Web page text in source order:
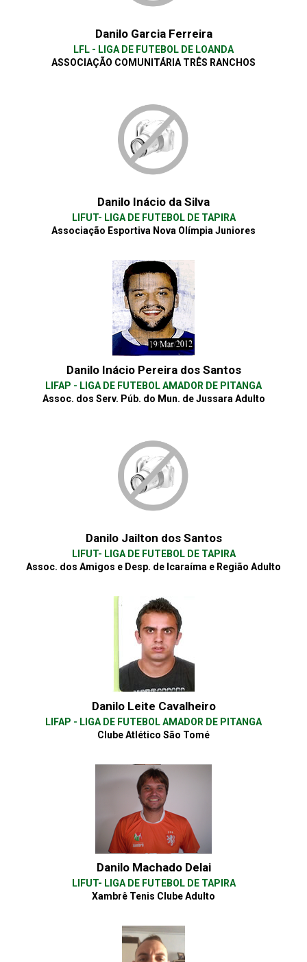
Danilo Garcia Ferreira
LFL - LIGA DE FUTEBOL DE LOANDA
ASSOCIAÇÃO COMUNITÁRIA TRÊS RANCHOS
Danilo Inácio da Silva
LIFUT- LIGA DE FUTEBOL DE TAPIRA
Associação Esportiva Nova Olímpia Juniores
Danilo Inácio Pereira dos Santos
LIFAP - LIGA DE FUTEBOL AMADOR DE PITANGA
Assoc. dos Serv. Púb. do Mun. de Jussara Adulto
Danilo Jailton dos Santos
LIFUT- LIGA DE FUTEBOL DE TAPIRA
Assoc. dos Amigos e Desp. de Icaraíma e Região Adulto
Danilo Leite Cavalheiro
LIFAP - LIGA DE FUTEBOL AMADOR DE PITANGA
Clube Atlético São Tomé
Danilo Machado Delai
LIFUT- LIGA DE FUTEBOL DE TAPIRA
Xambrê Tenis Clube Adulto